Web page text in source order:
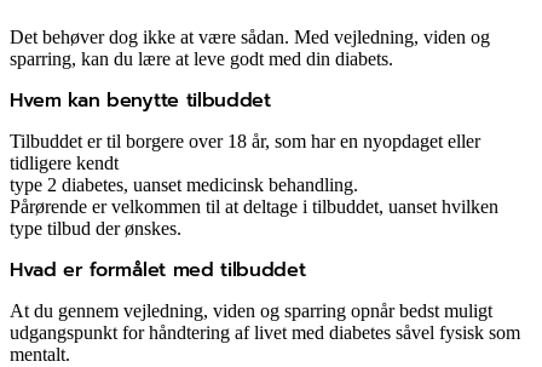
Det behøver dog ikke at være sådan. Med vejledning, viden og
sparring, kan du lære at leve godt med din diabets.
Hvem kan benytte tilbuddet
Tilbuddet er til borgere over 18 år, som har en nyopdaget eller
tidligere kendt
type 2 diabetes, uanset medicinsk behandling.
Pårørende er velkommen til at deltage i tilbuddet, uanset hvilken
type tilbud der ønskes.
Hvad er formålet med tilbuddet
At du gennem vejledning, viden og sparring opnår bedst muligt
udgangspunkt for håndtering af livet med diabetes såvel fysisk som
mentalt.